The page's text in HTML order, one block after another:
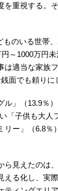
重視する。
のいる世帯
～1000万円
適当な家族
面でも頼りに
」（13.9％
「子供も大人
ー」（6.8％
ら見えたのは
る化し、実